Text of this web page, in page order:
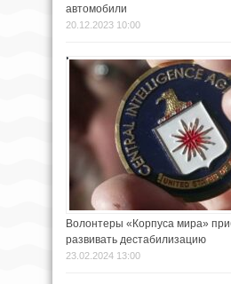
автомобили
20.12.2023 10:00
Волонтеры «Корпуса мира»
развивать дестабилизацию
23.02.2024 13:00